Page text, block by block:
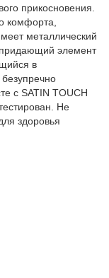
прикосновения.
комфорта,
металлический
элемент
в
с SATIN TOUCH
Не
здоровья